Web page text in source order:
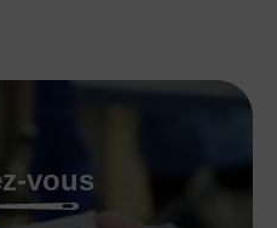
vous